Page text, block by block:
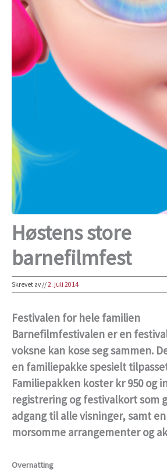
Høstens store
barnefilmfest
Skrevet av//2. juli 2014
Festivalen for hele familien
Barnefilmfestivalen er en
voksne kan kose seg sammen.
en familiepakke spesielt
Familiepakken koster kr 950 og
registrering og festivalkort som
adgang til alle visninger, samt
morsomme arrangementer og
Overnatting